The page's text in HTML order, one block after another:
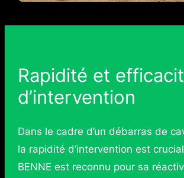
Rapidité et
d’intervention
Dans le cadre d’un débarras de
la rapidité d’intervention est
BENNE est reconnu pour sa